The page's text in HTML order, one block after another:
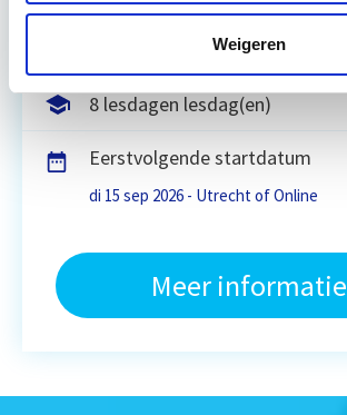
Weigeren
Utrecht en/of online
8 lesdagen lesdag(en)
Eerstvolgende startdatum
di 15 sep 2026 - Utrecht of Online
Meer informatie